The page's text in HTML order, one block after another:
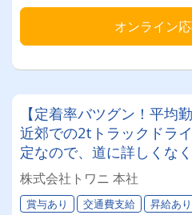
オンライン
【定着率バツグン！平均
近郊での2tトラックドラ
定なので、道に詳しくな
できます！日曜・祝日固
クバランスもバツグン！
株式会社トワニ 本社
賞与あり 交通費支給 昇給あり